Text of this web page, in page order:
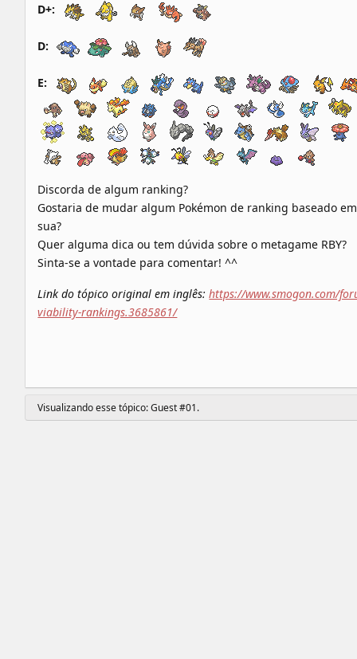
D+:
D:
E:
Discorda de algum ranking?
Gostaria de mudar algum Pokémon de ranking baseado
sua?
Quer alguma dica ou tem dúvida sobre o metagame RBY?
Sinta-se a vontade para comentar! ^^
Link do tópico original em inglês:https://www.smogon.com/
viability-rankings.3685861/
Visualizando esse tópico:Guest #01.